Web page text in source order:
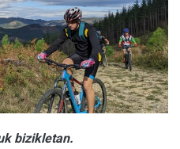
bizikletan.